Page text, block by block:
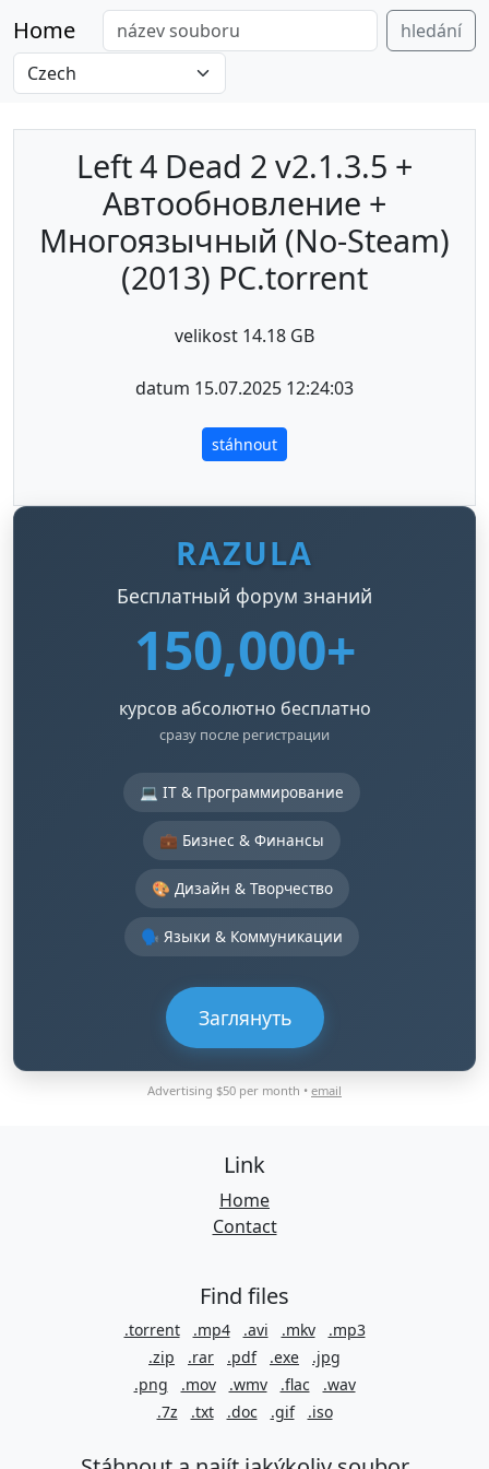
Home hledání
Left 4 Dead 2 v2.1.3.5 +
Автообновление +
Многоязычный (No-Steam)
(2013) PC.torrent
velikost 14.18 GB
datum 15.07.2025 12:24:03
stáhnout
RAZULA
Бесплатный форум знаний
150,000+
курсов абсолютно бесплатно
сразу после регистрации
💻 IT & Программирование
💼 Бизнес & Финансы
🎨 Дизайн & Творчество
🗣️ Языки & Коммуникации
Заглянуть
Advertising $50 per month • email
Link
Home
Contact
Find files
.torrent .mp4 .avi .mkv
.mp3
.zip
.rar .pdf .exe
.jpg
.png
.mov .wmv .flac
.wav
.7z
.txt .doc .gif .iso